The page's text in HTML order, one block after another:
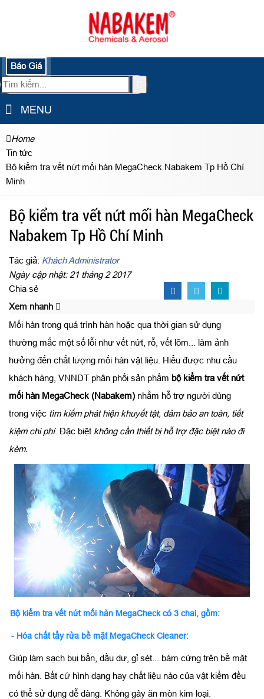
Báo Giá
MENU
Home
Tin tức
Bộ kiểm tra vết nứt mối hàn MegaCheck Nabakem Tp Hồ Chí
Minh
Bộ kiểm tra vết nứt mối hàn MegaCheck
Nabakem Tp Hồ Chí Minh
Tác giả: Khách Administrator
Ngày cập nhật: 21 tháng 2 2017
Chia sẻ
Xem nhanh
Mối hàn trong quá trình hàn hoặc qua thời gian sử dụng
thường mắc một số lỗi như vết nứt, rỗ, vết lõm... làm ảnh
hưởng đến chất lượng mối hàn vật liệu. Hiểu được nhu cầu
khách hàng, VNNDT phân phối sản phẩm bộ kiểm tra vết nứt
mối hàn MegaCheck (Nabakem) nhằm hỗ trợ người dùng
trong việc tìm kiếm phát hiện khuyết tật, đảm bảo an toàn, tiết
kiệm chi phí. Đặc biệt không cần thiết bị hỗ trợ đặc biệt nào đi
kèm.
Bộ kiểm tra vết nứt mối hàn MegaCheck có 3 chai, gồm:
- Hóa chất tẩy rửa bề mặt MegaCheck Cleaner:
Giúp làm sạch bụi bẩn, dầu dư, gỉ sét... bám cứng trên bề mặt
mối hàn. Bất cứ hình dạng hay chất liệu nào của vật kiểm đều
có thể sử dụng dễ dàng. Không gây ăn mòn kim loại.